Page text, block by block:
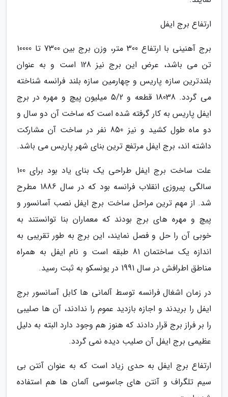
ارتفاع برج ایفل
برج آهنینی با ارتفاع 300 متر، وزن برج بین 7300 تا 10000
تن می باشد، عرض این برج نیز 128 است و به عنوان
بلندترین سازه پاریس و چهارمین سازه بلند فرانسه شناخته
می گردد. 18038 قطعه و 5/2 میلیون پیچ و مهره در برج
ایفل پاریس به کار گرفته شده است که ساخت آن دو سال و
دو ماه طول کشید و نیز 850 نفر در ساخت آن مشارکت
داشته اند، برج ایفل مرتفع ترین بنای شهر پاریس می باشد.
علت ساخت برج ایفل طراحی یک بنای یاد بود برای 100
سالگی پیروزی انقلاب فرانسه بود که در سال 1886 مطرح
شد. از مهم ترین مراحل ساخت برج ایفل نصب آسانسور و
پیچ و مهره های برج بودند که معماران بنا توانستند به
خوبی آن را حل و فصل نمایند، این برج به طور تقریبی به
اندازه یک ساختمان 81 طبقه است و نام ایفل به همراه
مناطق اطرافش در سال 1991 در یونسکو به ثبت رسید.
در زمان اشغال فرانسه توسط آلمانی ها کابل آسانسور برج
ایفل را بریدند و اجازه بازدید عموم را ندادند، آن ها صلیبی
را بر فراز برج قرار دادند که هنوز هم وجود دارد البته به دلیل
عظیمی برج ایفل آن صلیب دیده نمی گردد.
ارتفاع برج ایفل به حدی زیاد است که به عنوان آنتن بی
سیم تلگراف و آنتن های جاسوسی آلمان ها هم استفاده